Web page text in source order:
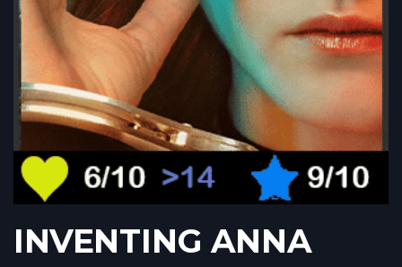
INVENTING ANNA